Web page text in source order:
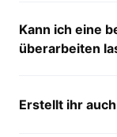
Kann ich eine
überarbeiten
Erstellt ihr